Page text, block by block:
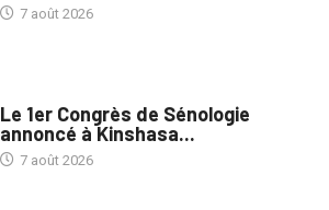
7 août 2026
Le 1er Congrès de Sénologie
annoncé à Kinshasa...
7 août 2026